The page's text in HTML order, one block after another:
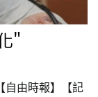
"
自由時報】【記